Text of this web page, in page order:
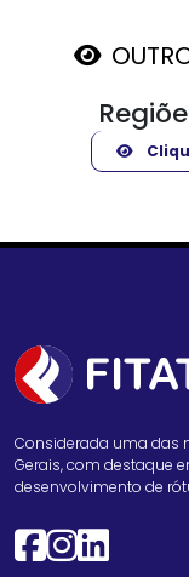
Considerada uma das
Gerais, com destaque
desenvolvimento de